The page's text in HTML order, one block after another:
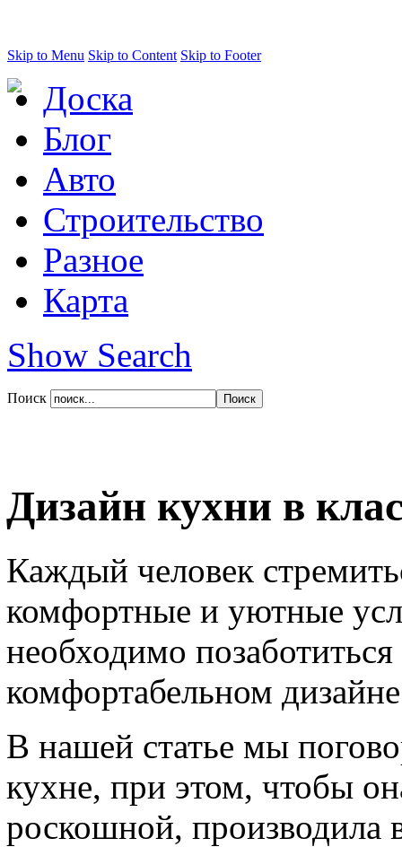
Skip to Menu Skip to Content Skip to Footer
Доска
Блог
Авто
Строительство
Разное
Карта
Show Search
Поиск
Дизайн кухни в
Каждый человек
комфортные и уютные
необходимо
комфортабельном
В нашей статье мы
кухне, при этом, чтобы
роскошной, производила